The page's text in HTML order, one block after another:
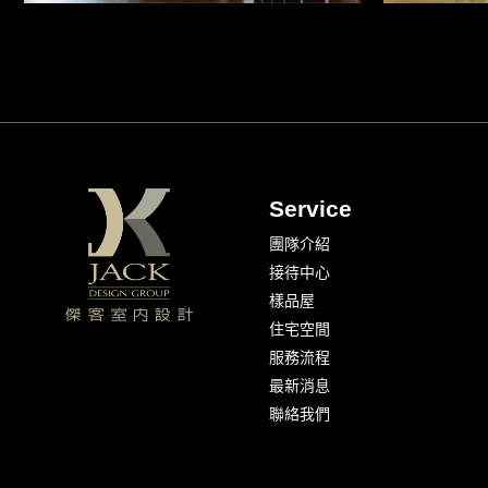
Service
團隊介紹
接待中心
樣品屋
住宅空間
服務流程
最新消息
聯絡我們